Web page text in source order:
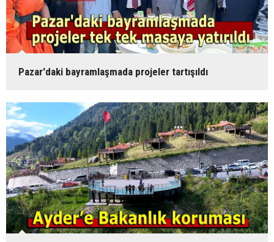
Pazar'daki bayramlaşmada projeler tartışıldı